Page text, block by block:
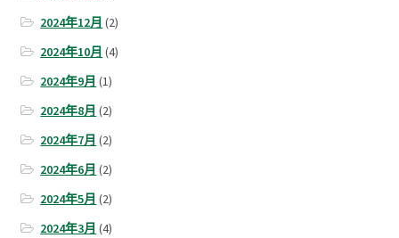
2024年12月 (2)
2024年10月 (4)
2024年9月 (1)
2024年8月 (2)
2024年7月 (2)
2024年6月 (2)
2024年5月 (2)
2024年3月 (4)